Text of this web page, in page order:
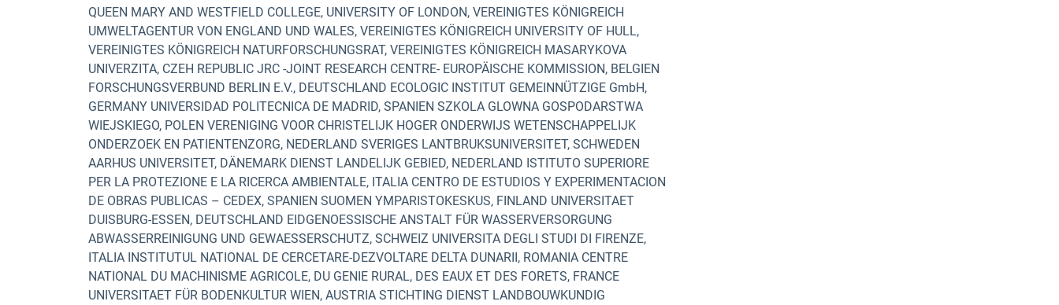
QUEEN MARY AND WESTFIELD COLLEGE, UNIVERSITY OF LONDON, VEREINIGTES KÖNIGREICH
UMWELTAGENTUR VON ENGLAND UND WALES, VEREINIGTES KÖNIGREICH UNIVERSITY OF HULL,
VEREINIGTES KÖNIGREICH NATURFORSCHUNGSRAT, VEREINIGTES KÖNIGREICH MASARYKOVA
UNIVERZITA, CZEH REPUBLIC JRC -JOINT RESEARCH CENTRE- EUROPÄISCHE KOMMISSION, BELGIEN
FORSCHUNGSVERBUND BERLIN E.V., DEUTSCHLAND ECOLOGIC INSTITUT GEMEINNÜTZIGE GmbH,
GERMANY UNIVERSIDAD POLITECNICA DE MADRID, SPANIEN SZKOLA GLOWNA GOSPODARSTWA
WIEJSKIEGO, POLEN VERENIGING VOOR CHRISTELIJK HOGER ONDERWIJS WETENSCHAPPELIJK
ONDERZOEK EN PATIENTENZORG, NEDERLAND SVERIGES LANTBRUKSUNIVERSITET, SCHWEDEN
AARHUS UNIVERSITET, DÄNEMARK DIENST LANDELIJK GEBIED, NEDERLAND ISTITUTO SUPERIORE
PER LA PROTEZIONE E LA RICERCA AMBIENTALE, ITALIA CENTRO DE ESTUDIOS Y EXPERIMENTACION
DE OBRAS PUBLICAS – CEDEX, SPANIEN SUOMEN YMPARISTOKESKUS, FINLAND UNIVERSITAET
DUISBURG-ESSEN, DEUTSCHLAND EIDGENOESSISCHE ANSTALT FÜR WASSERVERSORGUNG
ABWASSERREINIGUNG UND GEWAESSERSCHUTZ, SCHWEIZ UNIVERSITA DEGLI STUDI DI FIRENZE,
ITALIA INSTITUTUL NATIONAL DE CERCETARE-DEZVOLTARE DELTA DUNARII, ROMANIA CENTRE
NATIONAL DU MACHINISME AGRICOLE, DU GENIE RURAL, DES EAUX ET DES FORETS, FRANCE
UNIVERSITAET FÜR BODENKULTUR WIEN, AUSTRIA STICHTING DIENST LANDBOUWKUNDIG